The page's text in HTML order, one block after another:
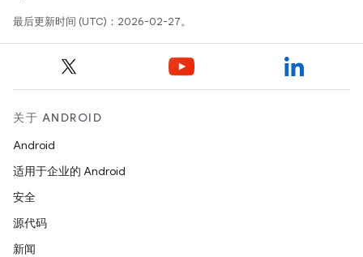
最后更新时间 (UTC)：2026-02-27。
关于 ANDROID
Android
适用于企业的 Android
安全
源代码
新闻